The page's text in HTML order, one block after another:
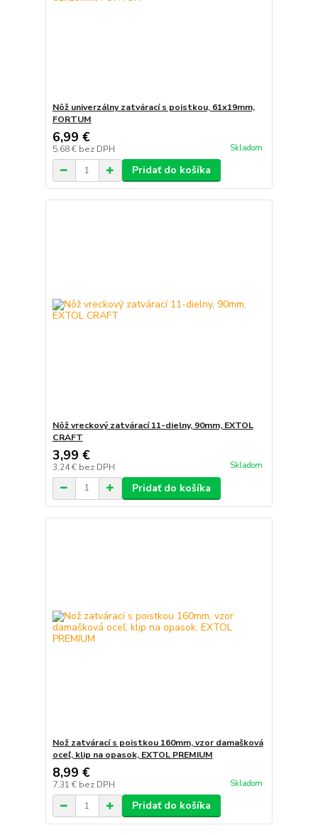
Nôž univerzálny zatvárací s poistkou, 61x19mm,
FORTUM
6,99 €
5,68 € bez DPH Skladom
Pridať do košíka
Nôž vreckový zatvárací 11-dielny, 90mm, EXTOL
CRAFT
3,99 €
3,24 € bez DPH Skladom
Pridať do košíka
Nož zatvárací s poistkou 160mm, vzor damašková
oceľ, klip na opasok, EXTOL PREMIUM
8,99 €
7,31 € bez DPH Skladom
Pridať do košíka